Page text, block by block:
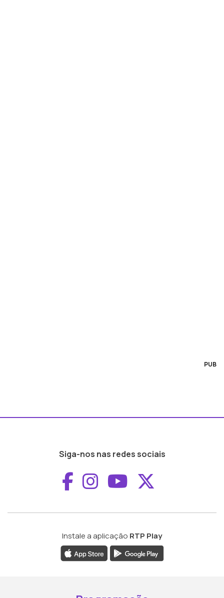
PUB
Siga-nos nas redes sociais
Aceder ao
Aceder ao
Aceder ao
Instale a aplicação RTP Play